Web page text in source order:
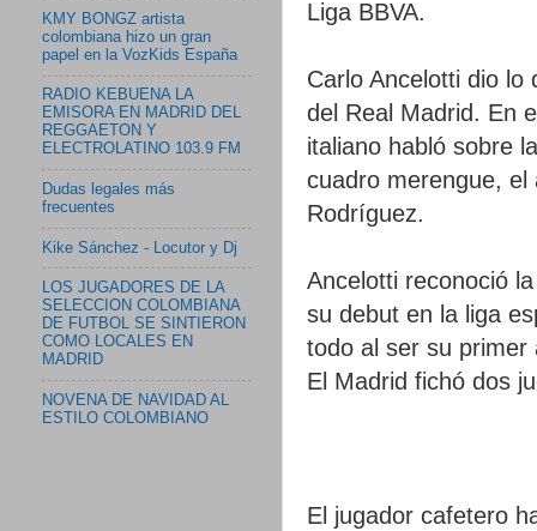
Liga BBVA.
Carlo Ancelotti dio
del Real Madrid. En
italiano habló sobre
cuadro merengue, el
Rodríguez.
Ancelotti reconoció
su debut en la liga
todo al ser su primer
El Madrid fichó dos
El jugador cafetero
KMY BONGZ artista
colombiana hizo un gran
papel en la VozKids España
RADIO KEBUENA LA
EMISORA EN MADRID DEL
REGGAETON Y
ELECTROLATINO 103.9 FM
Dudas legales más
frecuentes
Kike Sánchez - Locutor y Dj
LOS JUGADORES DE LA
SELECCION COLOMBIANA
DE FUTBOL SE SINTIERON
COMO LOCALES EN
MADRID
NOVENA DE NAVIDAD AL
ESTILO COLOMBIANO